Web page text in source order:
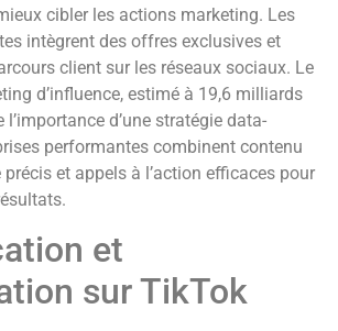
cibler les actions marketing. Les
intègrent des offres exclusives et
client sur les réseaux sociaux. Le
d’influence, estimé à 19,6 milliards
l’importance d’une stratégie data-
performantes combinent contenu
et appels à l’action efficaces pour
et
sur TikTok